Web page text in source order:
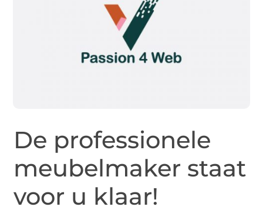
De professionele
meubelmaker staat
voor u klaar!